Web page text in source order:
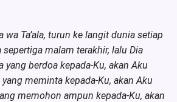
wa Ta’ala, turun ke langit dunia setiap
malam terakhir, lalu Dia
yang berdoa kepada-Ku, akan Aku
meminta kepada-Ku, akan Aku
memohon ampun kepada-Ku, akan